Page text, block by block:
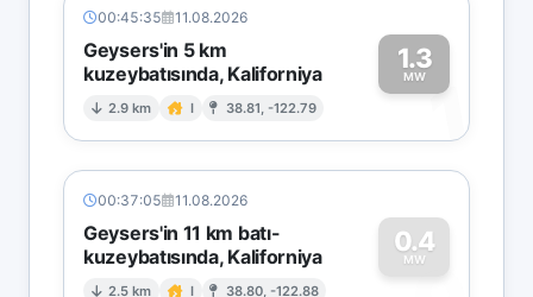
00:45:35 11.08.2026
Geysers'in 5 km
kuzeybatısında, Kaliforniya
2.9 km I 38.81, -122.79
1.3
MW1
00:37:05 11.08.2026
Geysers'in 11 km batı-
kuzeybatısında, Kaliforniya
2.5 km I 38.80, -122.88
0.4
MW